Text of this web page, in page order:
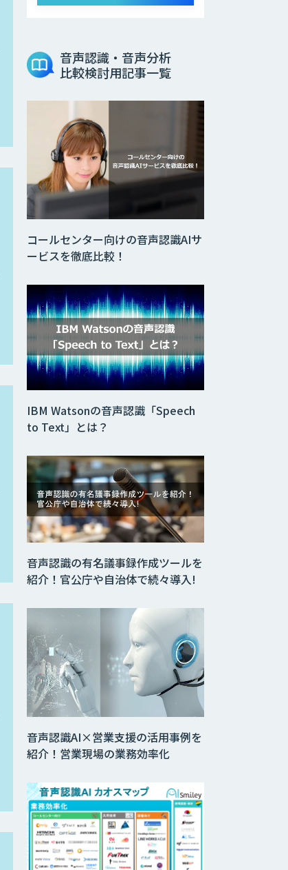
音声認識・音声分析
比較検討用記事一覧
音声認識AI×営業支援の活用事例を
紹介！営業現場の業務効率化
音声認識の有名議事録作成ツールを
紹介！官公庁や自治体で続々導入!
コールセンター向けの音声認識AIサ
ービスを徹底比較！
IBM Watsonの音声認識「Speech
to Text」とは？